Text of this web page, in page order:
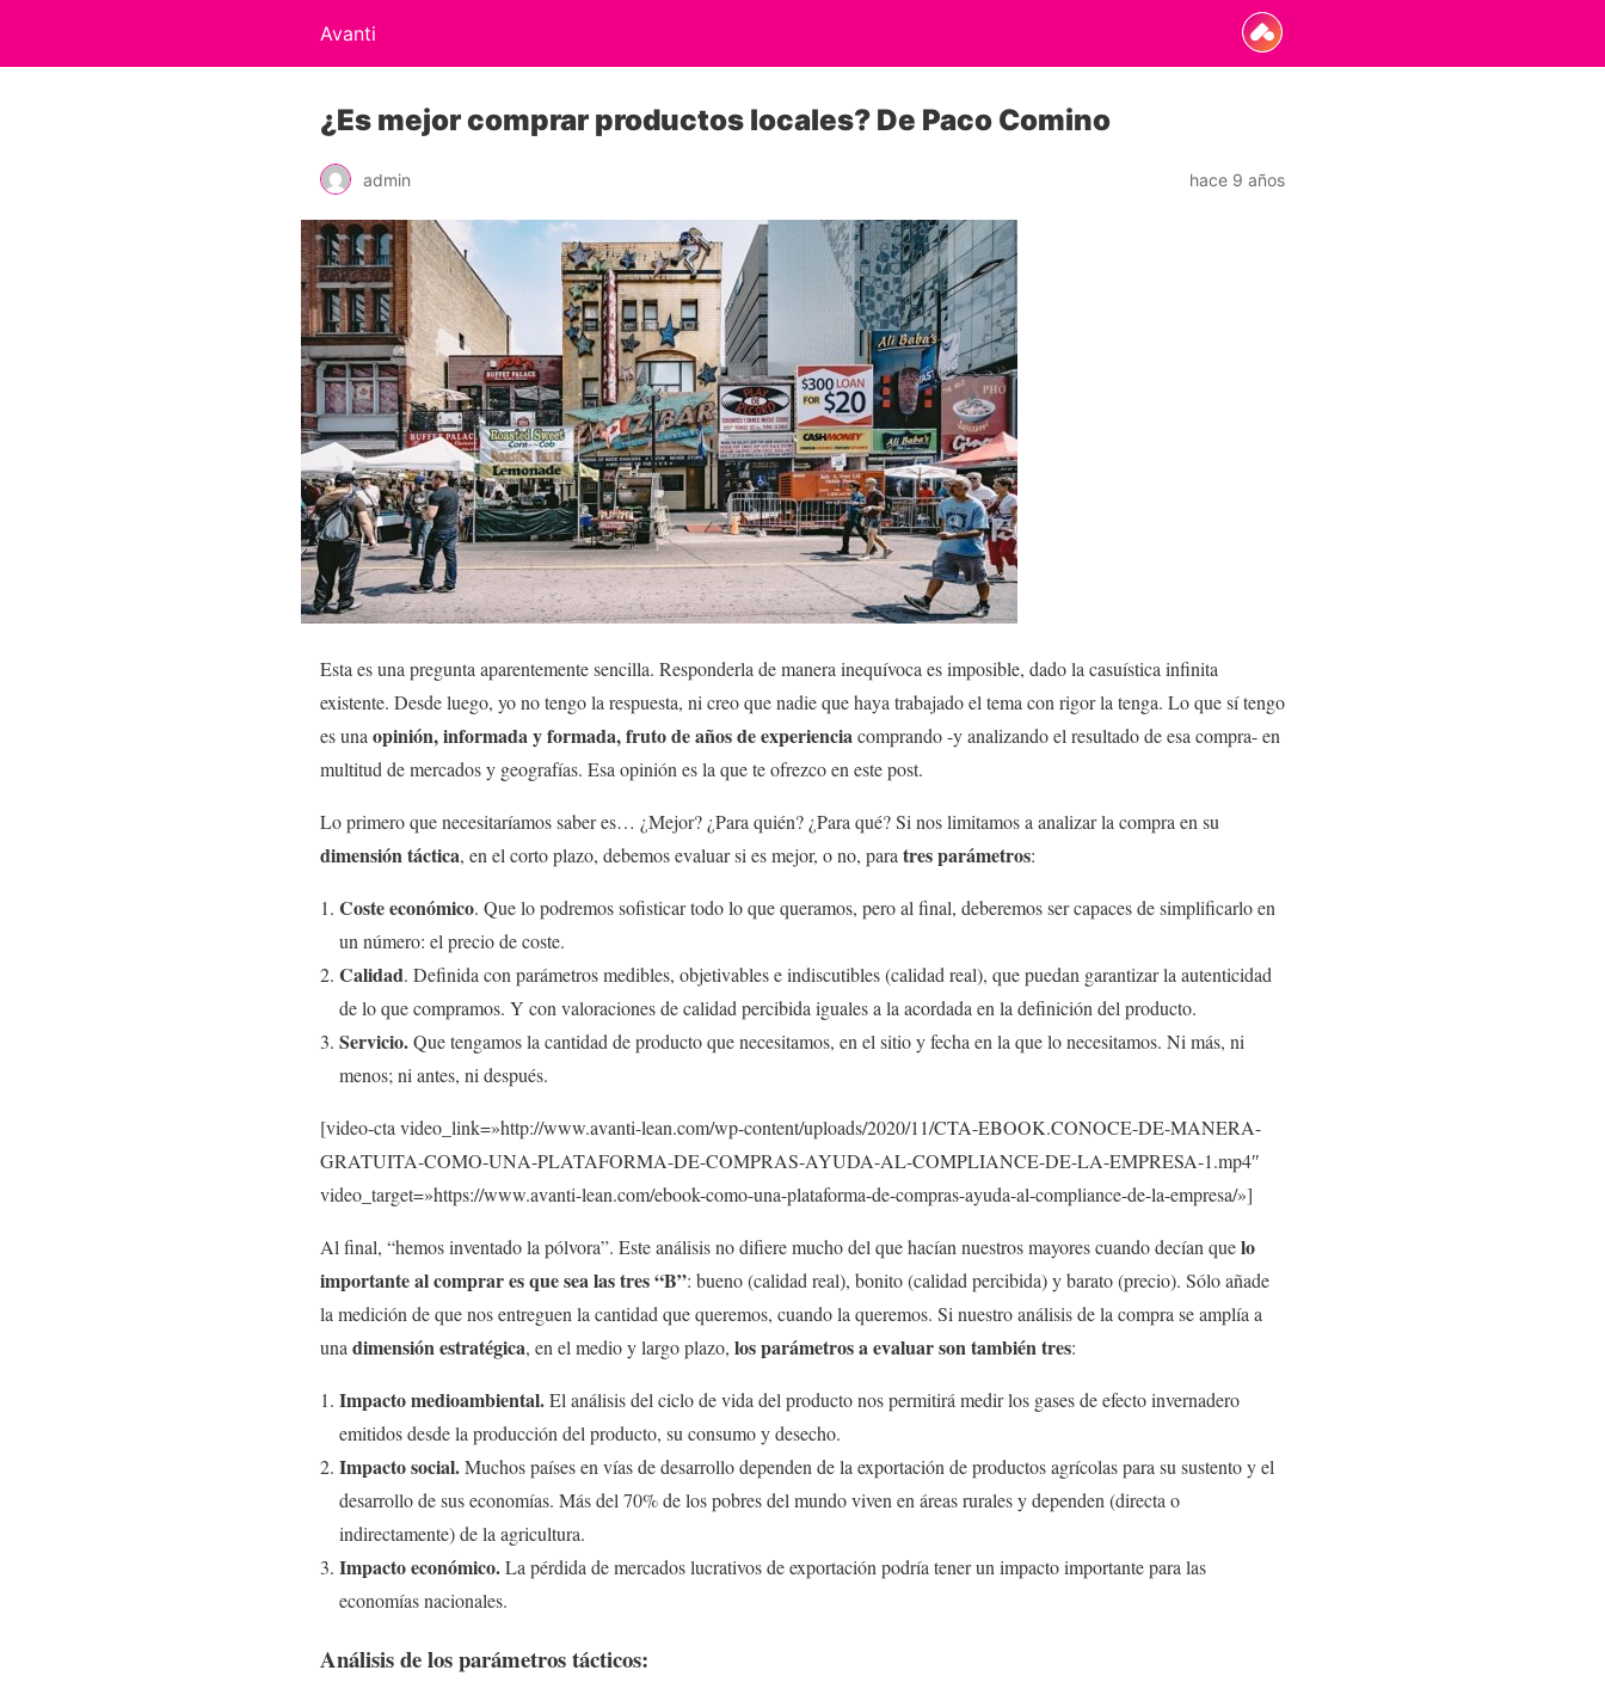
Avanti
¿Es mejor comprar productos locales? De Paco Comino
admin hace 9 años
Esta es una pregunta aparentemente sencilla. Responderla de manera inequívoca es imposible, dado la casuística infinita
existente. Desde luego, yo no tengo la respuesta, ni creo que nadie que haya trabajado el tema con rigor la tenga. Lo que sí tengo
es una opinión, informada y formada, fruto de años de experienciacomprando -y analizando el resultado de esa compra- en
multitud de mercados y geografías. Esa opinión es la que te ofrezco en este post.
Lo primero que necesitaríamos saber es… ¿Mejor? ¿Para quién? ¿Para qué? Si nos limitamos a analizar la compra en su
dimensión táctica, en el corto plazo, debemos evaluar si es mejor, o no, para tres parámetros:
Coste económico. Que lo podremos sofisticar todo lo que queramos, pero al final, deberemos ser capaces de simplificarlo en
un número: el precio de coste.
Calidad. Definida con parámetros medibles, objetivables e indiscutibles (calidad real), que puedan garantizar la autenticidad
de lo que compramos. Y con valoraciones de calidad percibida iguales a la acordada en la definición del producto.
Servicio.Que tengamos la cantidad de producto que necesitamos, en el sitio y fecha en la que lo necesitamos. Ni más, ni
menos; ni antes, ni después.
[video-cta video_link=»http://www.avanti-lean.com/wp-content/uploads/2020/11/CTA-EBOOK.CONOCE-DE-MANERA-
GRATUITA-COMO-UNA-PLATAFORMA-DE-COMPRAS-AYUDA-AL-COMPLIANCE-DE-LA-EMPRESA-1.mp4″
video_target=»https://www.avanti-lean.com/ebook-como-una-plataforma-de-compras-ayuda-al-compliance-de-la-empresa/»]
Al final, “hemos inventado la pólvora”. Este análisis no difiere mucho del que hacían nuestros mayores cuando decían quelo
importante al comprar es que sea las tres “B”: bueno (calidad real), bonito (calidad percibida) y barato (precio). Sólo añade
la medición de que nos entreguen la cantidad que queremos, cuando la queremos. Si nuestro análisis de la compra se amplía a
una dimensión estratégica, en el medio y largo plazo, los parámetros a evaluar son también tres:
Impacto medioambiental.El análisis del ciclo de vida del producto nos permitirá medir los gases de efecto invernadero
emitidos desde la producción del producto, su consumo y desecho.
Impacto social.Muchos países en vías de desarrollo dependen de la exportación de productos agrícolas para su sustento y el
desarrollo de sus economías. Más del 70% de los pobres del mundo viven en áreas rurales y dependen (directa o
indirectamente) de la agricultura.
Impacto económico.La pérdida de mercados lucrativos de exportación podría tener un impacto importante para las
economías nacionales.
Análisis de los parámetros tácticos: